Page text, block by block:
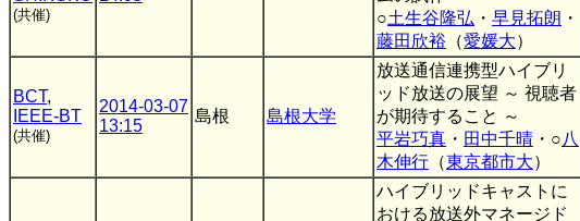
(共催)
○土生谷隆弘 ・ 早見拓朗 ・
藤田欣裕 （愛媛大）
BCT,
IEEE-BT
(共催)
2014-03-07
13:15
島根 島根大学
放送通信連携型ハイブリ
ッド放送の展望 ～ 視聴者
が期待すること ～
平岩巧真 ・ 田中千晴 ・○八
木伸行 （東京都市大）
ハイブリッドキャストに
おける放送外マネージド